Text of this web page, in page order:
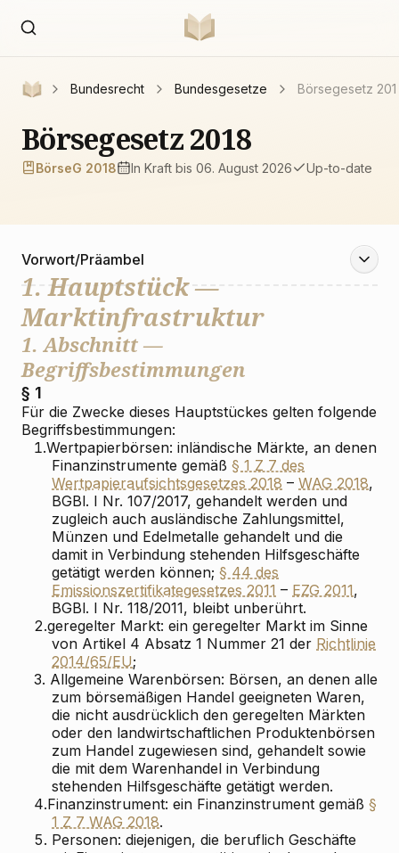
Bundesrecht Bundesgesetze Börsegesetz
Börsegesetz 2018
BörseG 2018 In Kraft bis 06. August 2026 Up-to-date
Vorwort/Präambel
1. Hauptstück —
Marktinfrastruktur
1. Abschnitt —
Begriffsbestimmungen
§ 1
Für die Zwecke dieses Hauptstückes gelten folgende
Begriffsbestimmungen:
1.Wertpapierbörsen: inländische Märkte, an denen
Finanzinstrumente gemäß § 1 Z 7 des
Wertpapieraufsichtsgesetzes 2018 – WAG 2018,
BGBl. I Nr. 107/2017, gehandelt werden und
zugleich auch ausländische Zahlungsmittel,
Münzen und Edelmetalle gehandelt und die
damit in Verbindung stehenden Hilfsgeschäfte
getätigt werden können; § 44 des
Emissionszertifikategesetzes 2011 – EZG 2011,
BGBl. I Nr. 118/2011, bleibt unberührt.
2.geregelter Markt: ein geregelter Markt im Sinne
von Artikel 4 Absatz 1 Nummer 21 der Richtlinie
2014/65/EU;
3. Allgemeine Warenbörsen: Börsen, an denen alle
zum börsemäßigen Handel geeigneten Waren,
die nicht ausdrücklich den geregelten Märkten
oder den landwirtschaftlichen Produktenbörsen
zum Handel zugewiesen sind, gehandelt sowie
die mit dem Warenhandel in Verbindung
stehenden Hilfsgeschäfte getätigt werden.
4.Finanzinstrument: ein Finanzinstrument gemäß §
1 Z 7 WAG 2018.
5. Personen: diejenigen, die beruflich Geschäfte